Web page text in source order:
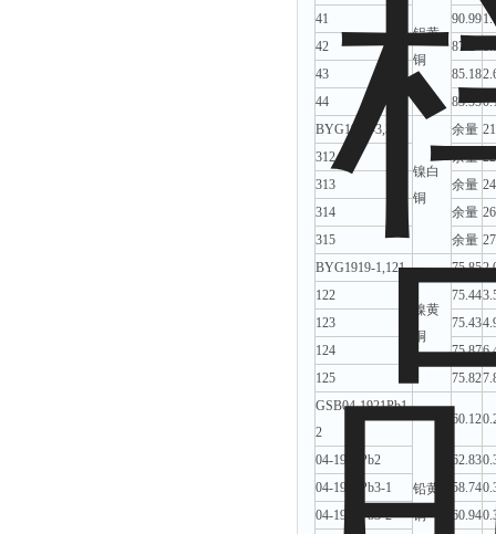
铝黄
铜
41
90.99
42
87.2
43
85.18
44
83.55
BYG1990-3,311
镍白
铜
余量
312
余量
313
余量
314
余量
315
余量
BYG1919-1,121
镍黄
铜
75.85
122
75.44
123
75.43
124
75.87
125
75.82
GSB04-1921Pb1-
2
铅黄
铜
60.12
04-1922Pb2 62.83
04-1923Pb3-1
58.74
04-1924Pb3-2
60.94